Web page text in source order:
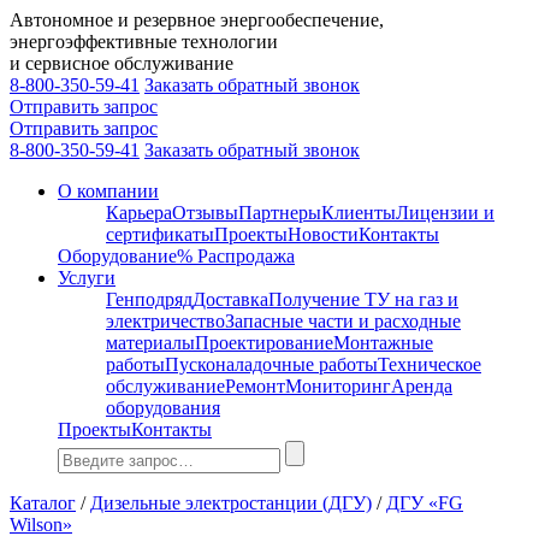
Автономное и резервное энергообеспечение,
энергоэффективные технологии
и сервисное обслуживание
8-800-350-59-41 Заказать обратный звонок
Отправить запрос
Отправить запрос
8-800-350-59-41 Заказать обратный звонок
О компании
КарьераОтзывыПартнерыКлиентыЛицензии и
сертификатыПроектыНовостиКонтакты
Оборудование% Распродажа
Услуги
ГенподрядДоставкаПолучение ТУ на газ и
электричествоЗапасные части и расходные
материалыПроектированиеМонтажные
работыПусконаладочные работыТехническое
обслуживаниеРемонтМониторингАренда
оборудования
ПроектыКонтакты
Каталог / Дизельные электростанции (ДГУ) / ДГУ «FG
Wilson»